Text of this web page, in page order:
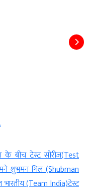
विकेटकीपर(Indian
Rishabh Pant)इन दिनों
उनका एक सोशल मीडिया